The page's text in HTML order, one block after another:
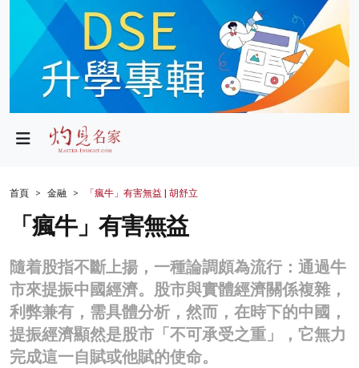
政局
財經
生活
商業
科技
影片
首頁 金融 「瘋牛」有害無益 | 胡舒立
「瘋牛」有害無益
隨着股指不斷上揚，一種論調頗為流行：通過牛
市來提振中國經濟。股市與實體經濟關係複雜，
利弊兼有，需具體分析，然而，在時下的中國，
提振經濟顯然是股市「不可承受之重」，它無力
完成這一自賦或他賦的使命。